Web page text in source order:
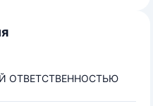
ОТВЕТСТВЕННОСТЬЮ